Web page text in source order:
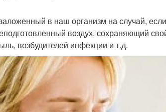
в наш организм на случай,
воздух, сохраняющий
возбудителей инфекции и т.д.